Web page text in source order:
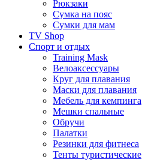
Рюкзаки
Сумка на пояс
Сумки для мам
TV Shop
Спорт и отдых
Training Mask
Велоаксессуары
Круг для плавания
Маски для плавания
Мебель для кемпинга
Мешки спальные
Обручи
Палатки
Резинки для фитнеса
Тенты туристические